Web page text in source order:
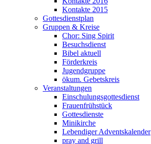
Kontakte 2015
Gottesdienstplan
Gruppen & Kreise
Chor: Sing Spirit
Besuchsdienst
Bibel aktuell
Förderkreis
Jugendgruppe
ökum. Gebetskreis
Veranstaltungen
Einschulungsgottesdienst
Frauenfrühstück
Gottesdienste
Minikirche
Lebendiger Adventskalender
pray and grill